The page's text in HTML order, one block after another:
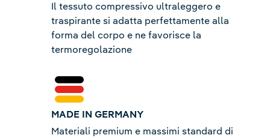
Il tessuto compressivo ultraleggero e
traspirante si adatta perfettamente alla
forma del corpo e ne favorisce la
termoregolazione
MADE IN GERMANY
Materiali premium e massimi standard di